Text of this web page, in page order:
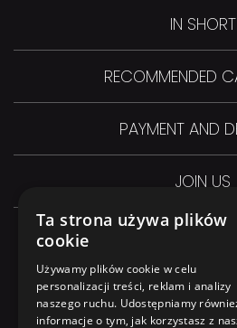
IN SHORT
RECOMMENDED
PAYMENT AND
JOIN US
GLIWICKA 3 Street, 44-
Ta strona używa plików
cookie
Używamy plików cookie w celu
personalizacji treści, reklam i analizy
naszego ruchu. Udostępniamy
informacje o tym, jak korzystasz z